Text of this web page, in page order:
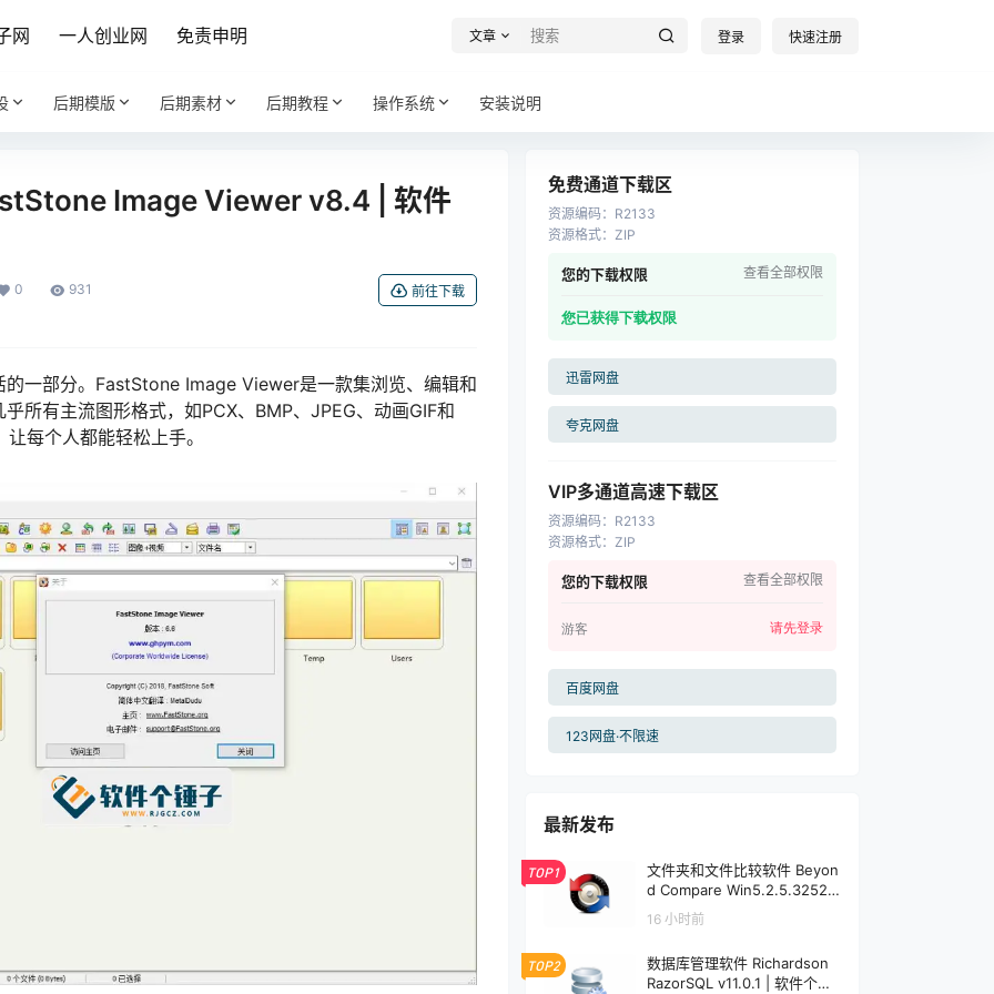
网 一人创业网 免责申明 文章 登录 快速注册
后期模版 后期素材 后期教程 操作系统 安装说明
Image Viewer v8.4 | 软件
0 931 前往下载
一部分。FastStone Image Viewer是一款集浏览、编辑和
所有主流图形格式，如PCX、BMP、JPEG、动画GIF和
每个人都能轻松上手。
免费通道下载区
资源编码： R2133
资源格式： ZIP
您的下载权限 查看全部权限
您已获得下载权限
迅雷网盘
夸克网盘
VIP多通道高速下载区
资源编码： R2133
资源格式： ZIP
您的下载权限 查看全部权限
游客 请先登录
百度网盘
123网盘·不限速
最新发布
TOP1
文件夹和文件比较软件 Beyon
d Compare Win5.2.5.32528
/ Mac5.1.1.31157 | 软件个锤子
| R1599
16 小时前
TOP2
数据库管理软件 Richardson
RazorSQL v11.0.1 | 软件个锤